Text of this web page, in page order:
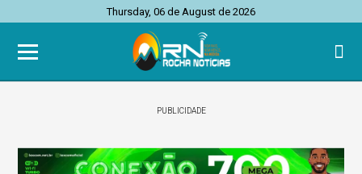
Thursday, 06 de August de 2026
PUBLICIDADE